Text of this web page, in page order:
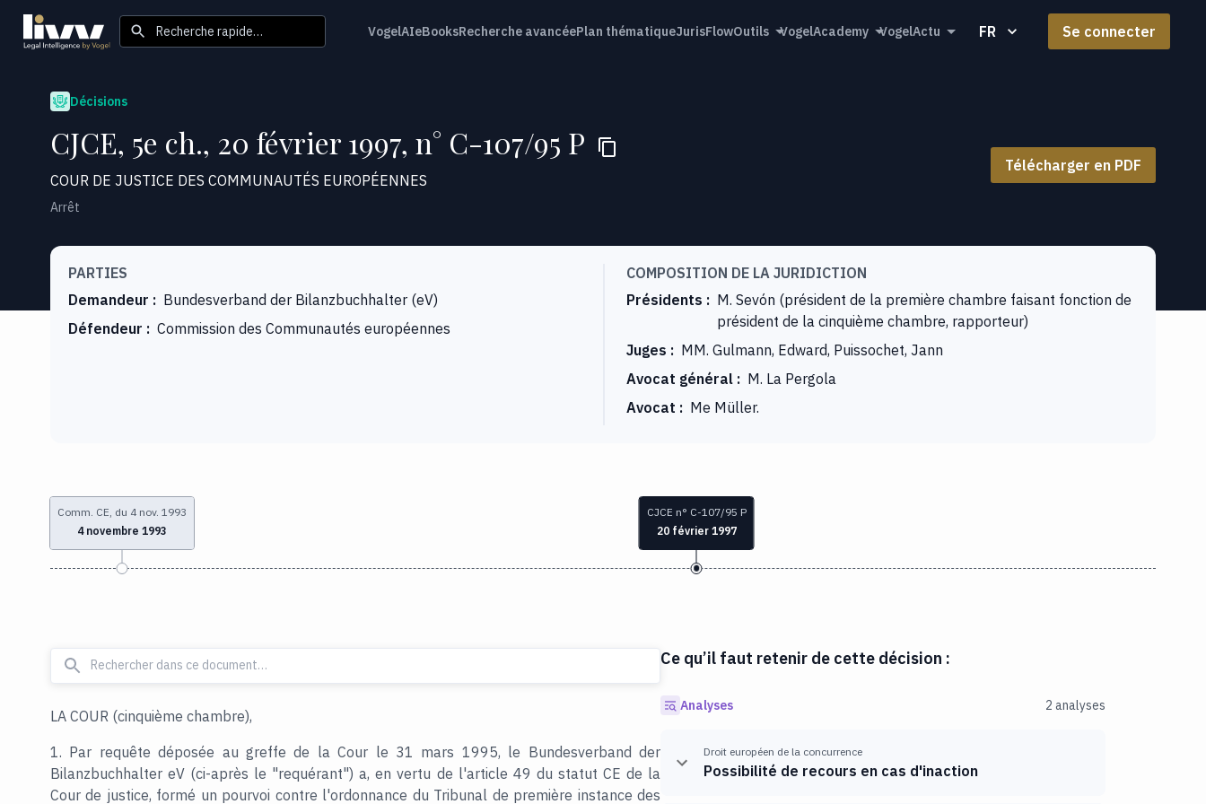
Recherche rapide… VogelAIeBooksRecherche avancéePlan thématiqueJurisFlowOutils VogelAcademy VogelActu FR Se connecter
Décisions
CJCE, 5e ch., 20 février 1997, n° C-107/95 P
COUR DE JUSTICE DES COMMUNAUTÉS EUROPÉENNES
Télécharger en PDF
Arrêt
PARTIES
Demandeur : Bundesverband der Bilanzbuchhalter (eV)
Défendeur : Commission des Communautés européennes
COMPOSITION DE LA JURIDICTION
Présidents : M. Sevón (président de la première chambre faisant fonction de
président de la cinquième chambre, rapporteur)
Juges : MM. Gulmann, Edward, Puissochet, Jann
Avocat général : M. La Pergola
Avocat : Me Müller.
Comm. CE, du 4 nov. 1993
4 novembre 1993
CJCE n° C-107/95 P
20 février 1997
LA COUR (cinquième chambre),
1. Par requête déposée au greffe de la Cour le 31 mars 1995, le Bundesverband der
Bilanzbuchhalter eV (ci-après le "requérant") a, en vertu de l'article 49 du statut CE de la
Cour de justice, formé un pourvoi contre l'ordonnance du Tribunal de première instance des
Ce qu’il faut retenir de cette décision :
Analyses 2 analyses
Droit européen de la concurrence
Possibilité de recours en cas d'inaction